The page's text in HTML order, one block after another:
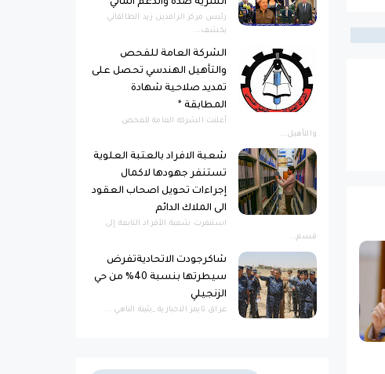
السرية ضده والدعم المالي
رئيس مركز الرافدين زيد الطالقاني
يكشف...
الشركة العامة للفحص
والتأهيل الهندسي تحصل على
تمديد صلاحية شهادة
المطابقة *
أعلنت الشركة العامة للفحص
والتأهيل...
شعبة الافراد بالعتبة العلوية
تستنفر جهودها لاكمال
إجراءات تحويل اصحاب العقود
الى الملاك الدائم
استنفرت شعبة الأفراد التابعة إلى
قسم...
شاكرجودت الاتحاديةتفرض
سيطرتها بنسبة 40% من حي
الزنجيلي
عراق تايمز الاخبارية _بثينة الناهي ...